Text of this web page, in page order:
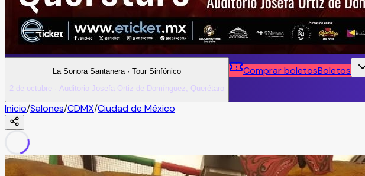
La Sonora Santanera · Tour Sinfónico
2 de octubre · Auditorio Josefa Ortiz de Domínguez, Querétaro
Comprar boletosBoletos
Inicio/Salones/CDMX/Ciudad de México